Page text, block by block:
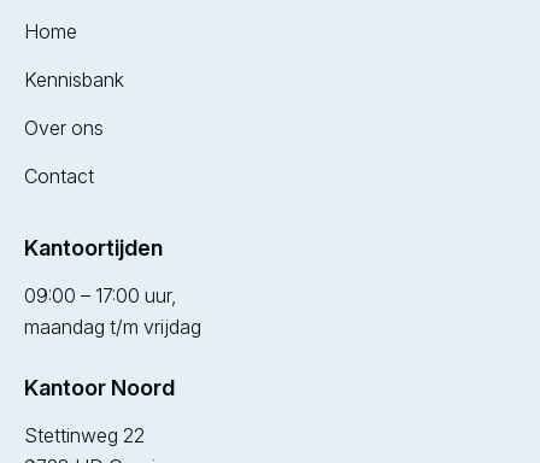
Home
Kennisbank
Over ons
Contact
Kantoortijden
09:00 – 17:00 uur,
maandag t/m vrijdag
Kantoor Noord
Stettinweg 22